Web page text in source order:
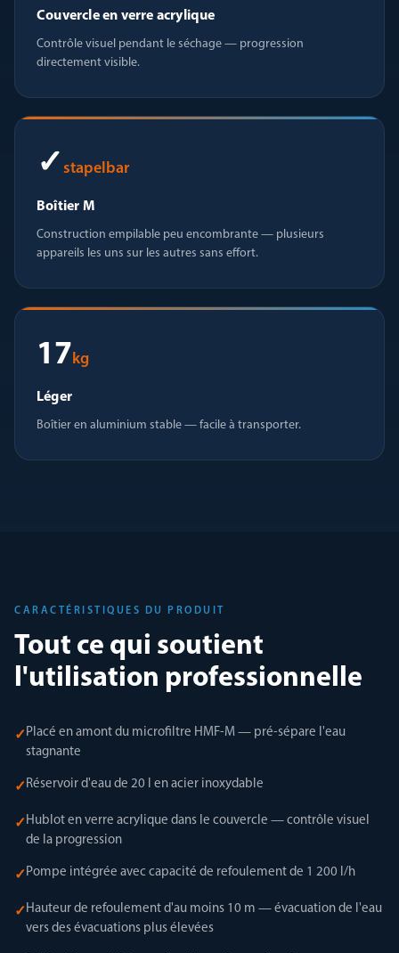
Couvercle en verre acrylique
Contrôle visuel pendant le séchage — progression
directement visible.
✓ stapelbar
Boîtier M
Construction empilable peu encombrante — plusieurs
appareils les uns sur les autres sans effort.
17kg
Léger
Boîtier en aluminium stable — facile à transporter.
CARACTÉRISTIQUES DU PRODUIT
Tout ce qui soutient
l'utilisation professionnelle
✓ Placé en amont du microfiltre HMF-M — pré-sépare l'eau
stagnante
✓ Réservoir d'eau de 20 l en acier inoxydable
✓ Hublot en verre acrylique dans le couvercle — contrôle visuel
de la progression
✓ Pompe intégrée avec capacité de refoulement de 1 200 l/h
✓ Hauteur de refoulement d'au moins 10 m — évacuation de l'eau
vers des évacuations plus élevées